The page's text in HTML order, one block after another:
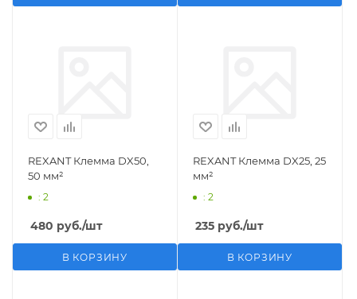
REXANT Клемма DX50,
50 мм²
: 2
480 руб./шт
В КОРЗИНУ
REXANT Клемма DX25, 25
мм²
: 2
235 руб./шт
В КОРЗИНУ